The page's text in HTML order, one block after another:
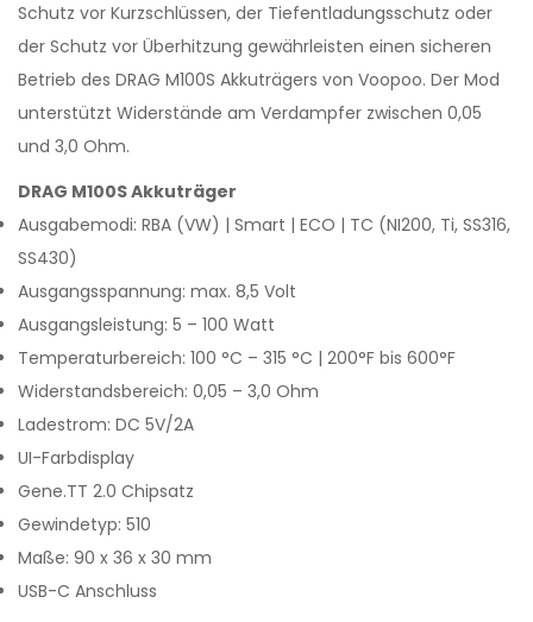
Schutz vor Kurzschlüssen, der Tiefentladungsschutz oder
der Schutz vor Überhitzung gewährleisten einen sicheren
Betrieb des DRAG M100S Akkuträgers von Voopoo. Der Mod
unterstützt Widerstände am Verdampfer zwischen 0,05
und 3,0 Ohm.
DRAG M100S Akkuträger
Ausgabemodi: RBA (VW) | Smart | ECO | TC (NI200, Ti, SS316,
SS430)
Ausgangsspannung: max. 8,5 Volt
Ausgangsleistung: 5 – 100 Watt
Temperaturbereich: 100 °C – 315 °C | 200°F bis 600°F
Widerstandsbereich: 0,05 – 3,0 Ohm
Ladestrom: DC 5V/2A
UI-Farbdisplay
Gene.TT 2.0 Chipsatz
Gewindetyp: 510
Maße: 90 x 36 x 30 mm
USB-C Anschluss